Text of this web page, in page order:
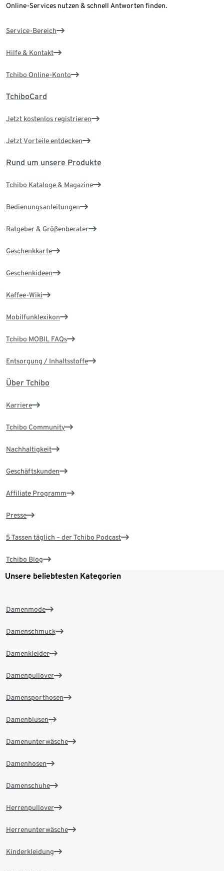
Online-Services nutzen & schnell Antworten finden.
Service-Bereich
Hilfe & Kontakt
Tchibo Online-Konto
TchiboCard
Jetzt kostenlos registrieren
Jetzt Vorteile entdecken
Rund um unsere Produkte
Tchibo Kataloge & Magazine
Bedienungsanleitungen
Ratgeber & Größenberater
Geschenkkarte
Geschenkideen
Kaffee-Wiki
Mobilfunklexikon
Tchibo MOBIL FAQs
Entsorgung / Inhaltsstoffe
Über Tchibo
Karriere
Tchibo Community
Nachhaltigkeit
Geschäftskunden
Affiliate Programm
Presse
5 Tassen täglich – der Tchibo Podcast
Tchibo Blog
Unsere beliebtesten Kategorien
Damenmode
Damenschmuck
Damenkleider
Damenpullover
Damensporthosen
Damenblusen
Damenunterwäsche
Damenhosen
Damenschuhe
Herrenpullover
Herrenunterwäsche
Kinderkleidung